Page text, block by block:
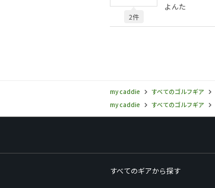
2件
よんた
my caddie すべてのゴルフギア
my caddie
すべてのゴルフギア
すべてのギアから探す